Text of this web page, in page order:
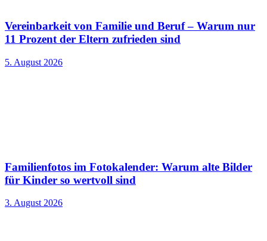
Vereinbarkeit von Familie und Beruf – Warum nur
11 Prozent der Eltern zufrieden sind
5. August 2026
Familienfotos im Fotokalender: Warum alte Bilder
für Kinder so wertvoll sind
3. August 2026